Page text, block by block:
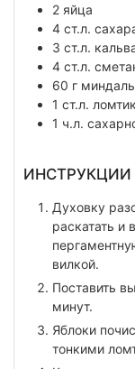
2 яйца
4 ст.л.
3 ст.л.
4 ст.л.
60 г
1 ст.л.
1 ч.л.
ИНСТРУКЦИИ
Духовку
раскатать и
вилкой.
Поставить
минут.
Яблоки
тонкими